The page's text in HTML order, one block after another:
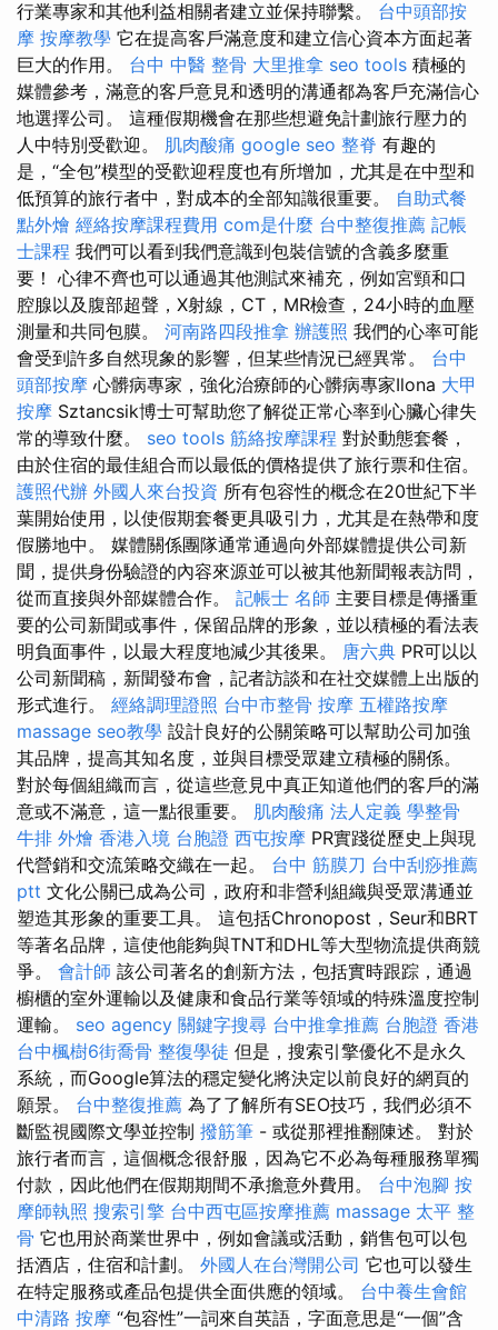
行業專家和其他利益相關者建立並保持聯繫。 台中頭部按
摩 按摩教學 它在提高客戶滿意度和建立信心資本方面起著
巨大的作用。 台中 中醫 整骨 大里推拿 seo tools 積極的
媒體參考，滿意的客戶意見和透明的溝通都為客戶充滿信心
地選擇公司。 這種假期機會在那些想避免計劃旅行壓力的
人中特別受歡迎。 肌肉酸痛 google seo 整脊 有趣的
是，“全包”模型的受歡迎程度也有所增加，尤其是在中型和
低預算的旅行者中，對成本的全部知識很重要。 自助式餐
點外燴 經絡按摩課程費用 com是什麼 台中整復推薦 記帳
士課程 我們可以看到我們意識到包裝信號的含義多麼重
要！ 心律不齊也可以通過其他測試來補充，例如宮頸和口
腔腺以及腹部超聲，X射線，CT，MR檢查，24小時的血壓
測量和共同包膜。 河南路四段推拿 辦護照 我們的心率可能
會受到許多自然現象的影響，但某些情況已經異常。 台中
頭部按摩 心髒病專家，強化治療師的心髒病專家Ilona 大甲
按摩 Sztancsik博士可幫助您了解從正常心率到心臟心律失
常的導致什麼。 seo tools 筋絡按摩課程 對於動態套餐，
由於住宿的最佳組合而以最低的價格提供了旅行票和住宿。
護照代辦 外國人來台投資 所有包容性的概念在20世紀下半
葉開始使用，以使假期套餐更具吸引力，尤其是在熱帶和度
假勝地中。 媒體關係團隊通常通過向外部媒體提供公司新
聞，提供身份驗證的內容來源並可以被其他新聞報表訪問，
從而直接與外部媒體合作。 記帳士 名師 主要目標是傳播重
要的公司新聞或事件，保留品牌的形象，並以積極的看法表
明負面事件，以最大程度地減少其後果。 唐六典 PR可以以
公司新聞稿，新聞發布會，記者訪談和在社交媒體上出版的
形式進行。 經絡調理證照 台中市整骨 按摩 五權路按摩
massage seo教學 設計良好的公關策略可以幫助公司加強
其品牌，提高其知名度，並與目標受眾建立積極的關係。
對於每個組織而言，從這些意見中真正知道他們的客戶的滿
意或不滿意，這一點很重要。 肌肉酸痛 法人定義 學整骨
牛排 外燴 香港入境 台胞證 西屯按摩 PR實踐從歷史上與現
代營銷和交流策略交織在一起。 台中 筋膜刀 台中刮痧推薦
ptt 文化公關已成為公司，政府和非營利組織與受眾溝通並
塑造其形象的重要工具。 這包括Chronopost，Seur和BRT
等著名品牌，這使他能夠與TNT和DHL等大型物流提供商競
爭。 會計師 該公司著名的創新方法，包括實時跟踪，通過
櫥櫃的室外運輸以及健康和食品行業等領域的特殊溫度控制
運輸。 seo agency 關鍵字搜尋 台中推拿推薦 台胞證 香港
台中楓樹6街喬骨 整復學徒 但是，搜索引擎優化不是永久
系統，而Google算法的穩定變化將決定以前良好的網頁的
願景。 台中整復推薦 為了了解所有SEO技巧，我們必須不
斷監視國際文學並控制 撥筋筆 - 或從那裡推翻陳述。 對於
旅行者而言，這個概念很舒服，因為它不必為每種服務單獨
付款，因此他們在假期期間不承擔意外費用。 台中泡腳 按
摩師執照 搜索引擎 台中西屯區按摩推薦 massage 太平 整
骨 它也用於商業世界中，例如會議或活動，銷售包可以包
括酒店，住宿和計劃。 外國人在台灣開公司 它也可以發生
在特定服務或產品包提供全面供應的領域。 台中養生會館
中清路 按摩 “包容性”一詞來自英語，字面意思是“一個”含